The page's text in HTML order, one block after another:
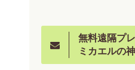
無料遠隔プ
ミカエルの